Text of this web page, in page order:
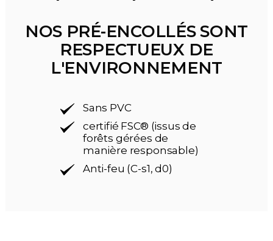
NOS PRÉ-ENCOLLÉS SONT
RESPECTUEUX DE
L'ENVIRONNEMENT
Sans PVC
certifié FSC® (issus de
forêts gérées de
manière responsable)
Anti-feu (C-s1, d0)